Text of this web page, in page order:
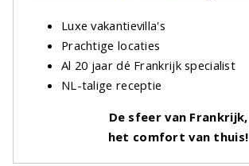
Luxe vakantievilla's
Prachtige locaties
Al 20 jaar dé Frankrijk specialist
NL-talige receptie
De sfeer van Frankrijk,
het comfort van thuis!